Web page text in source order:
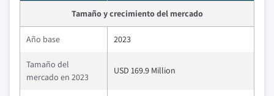
Tamaño y crecimiento del mercado
Año base 2023
Tamaño del
mercado en 2023
USD 169.9 Million